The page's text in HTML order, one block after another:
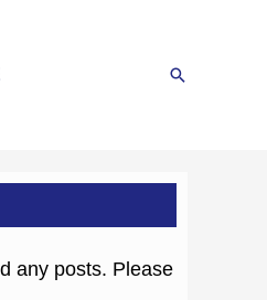
Search
any posts. Please